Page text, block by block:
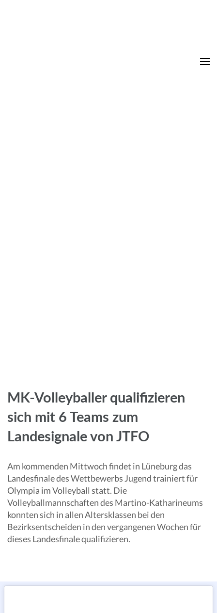
MK-Volleyballer qualifizieren
sich mit 6 Teams zum
Landesignale von JTFO
Am kommenden Mittwoch findet in Lüneburg das
Landesfinale des Wettbewerbs Jugend trainiert für
Olympia im Volleyball statt. Die
Volleyballmannschaften des Martino-Katharineums
konnten sich in allen Altersklassen bei den
Bezirksentscheiden in den vergangenen Wochen für
dieses Landesfinale qualifizieren.